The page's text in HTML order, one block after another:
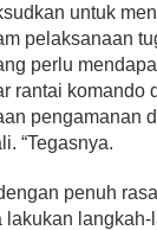
untuk
pelaksanaan
perlu
rantai komando
pengamanan
“Tegasnya.
penuh